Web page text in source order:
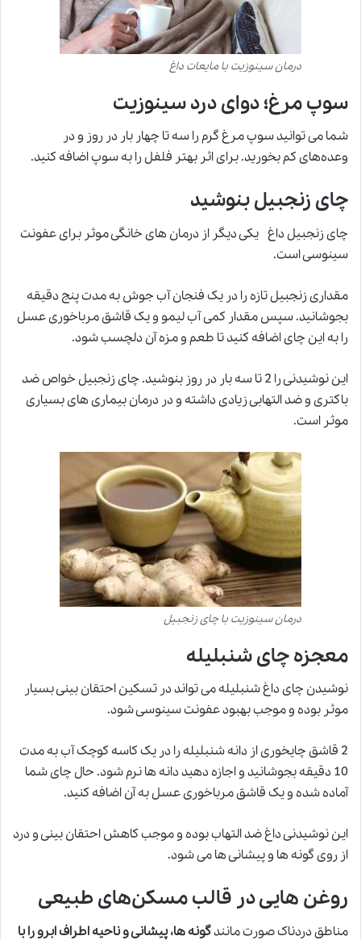
درمان سینوزیت با مایعات داغ
سوپ مرغ؛ دوای درد سینوزیت
شما می توانید سوپ مرغ گرم را سه تا چهار بار در روز و در
وعده‌های کم بخورید. برای اثر بهتر فلفل را به سوپ اضافه کنید.
چای زنجبیل بنوشید
چای زنجبیل داغ یکی دیگر از درمان های خانگی موثر برای عفونت
سینوسی است.
مقداری زنجبیل تازه را در یک فنجان آب جوش به مدت پنج دقیقه
بجوشانید. سپس مقدار کمی آب لیمو و یک قاشق مرباخوری عسل
را به این چای اضافه کنید تا طعم و مزه آن دلچسب شود.
این نوشیدنی را 2 تا سه بار در روز بنوشید. چای زنجبیل خواص ضد
باکتری و ضد التهابی زیادی داشته و در درمان بیماری های بسیاری
موثر است.
درمان سینوزیت با چای زنجبیل
معجزه چای شنبلیله
نوشیدن چای داغ شنبلیله می تواند در تسکین احتقان بینی بسیار
موثر بوده و موجب بهبود عفونت سینوسی شود.
2 قاشق چایخوری از دانه شنبلیله را در یک کاسه کوچک آب به مدت
10 دقیقه بجوشانید و اجازه دهید دانه ها نرم شود. حال چای شما
آماده شده و یک قاشق مرباخوری عسل به آن اضافه کنید.
این نوشیدنی داغ ضد التهاب بوده و موجب کاهش احتقان بینی و درد
از روی گونه ها و پیشانی ها می شود.
روغن هایی در قالب مسکن‌های طبیعی
مناطق دردناک صورت مانندگونه ها، پیشانی و ناحیه اطراف ابرو را با